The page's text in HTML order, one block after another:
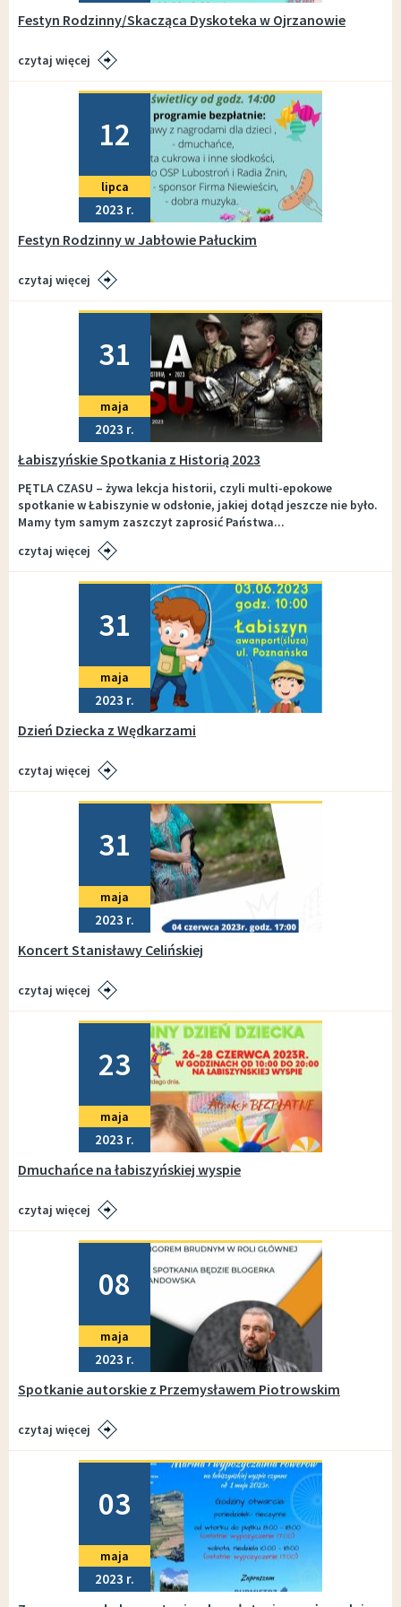
Festyn Rodzinny/Skacząca Dyskoteka w Ojrzanowie
czytaj więcej
12
lipca
2023
Festyn Rodzinny w Jabłowie Pałuckim
czytaj więcej
31
maja
2023
Łabiszyńskie Spotkania z Historią 2023
PĘTLA CZASU – żywa lekcja historii, czyli multi-epokowe
spotkanie w Łabiszynie w odsłonie, jakiej dotąd jeszcze nie było.
Mamy tym samym zaszczyt zaprosić Państwa...
czytaj więcej
31
maja
2023
Dzień Dziecka z Wędkarzami
czytaj więcej
31
maja
2023
Koncert Stanisławy Celińskiej
czytaj więcej
23
maja
2023
Dmuchańce na łabiszyńskiej wyspie
czytaj więcej
08
maja
2023
Spotkanie autorskie z Przemysławem Piotrowskim
czytaj więcej
03
maja
2023